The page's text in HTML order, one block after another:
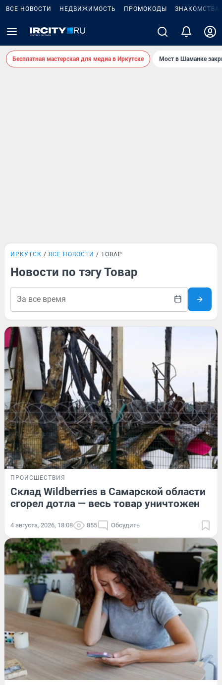
ВСЕ НОВОСТИ НЕДВИЖИМОСТЬ ПРОМОКОДЫ ЗНАКОМСТВА
Бесплатная мастерская для медиа в Иркутске Мост в Шаманке
ИРКУТСК ВСЕ НОВОСТИ ТОВАР
Новости по тэгу Товар
ПРОИСШЕСТВИЯ
Склад Wildberries в Самарской области
сгорел дотла — весь товар уничтожен
4 августа, 2026, 18:08 855 Обсудить